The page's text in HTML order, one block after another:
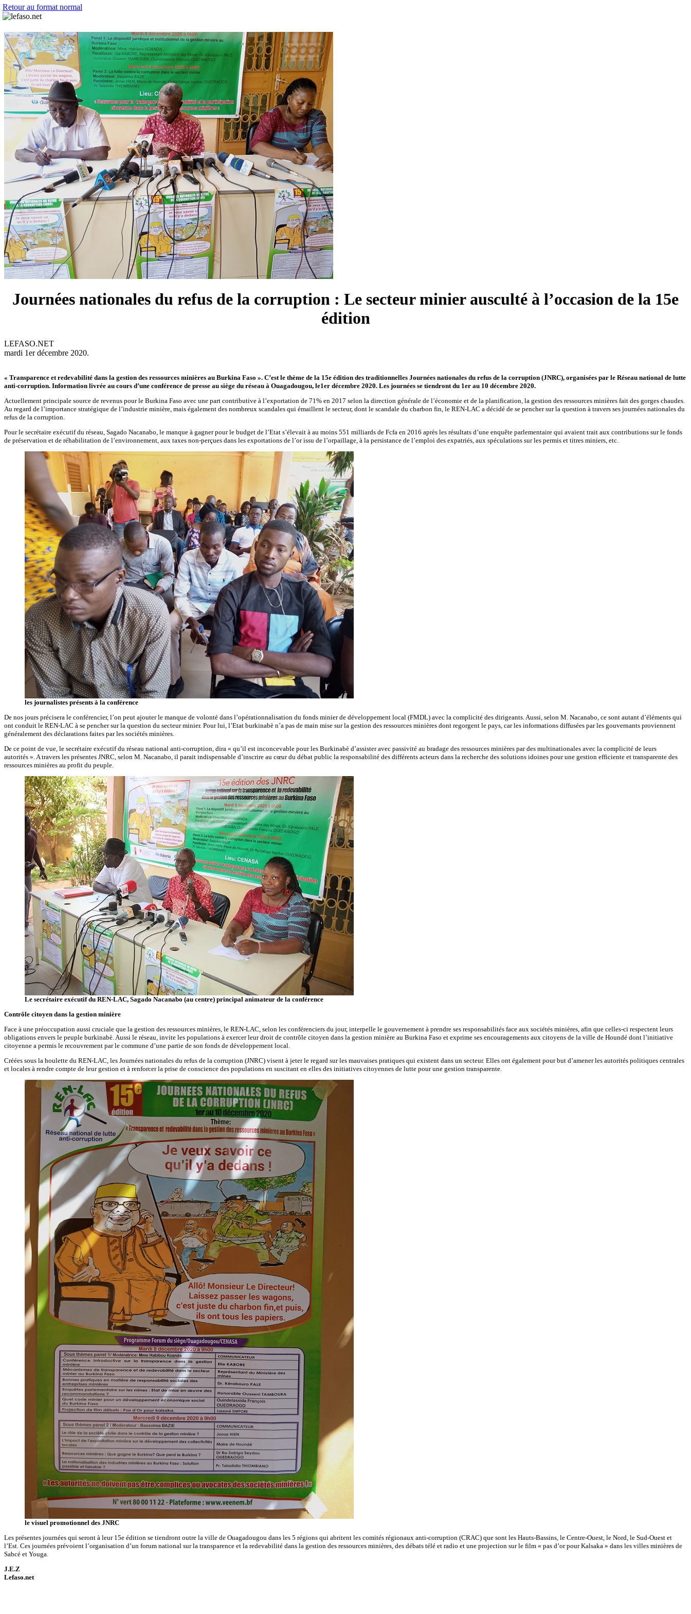
Retour au format normal
Journées nationales du refus de la corruption : Le secteur minier ausculté à l’occasion de la 15e
édition
LEFASO.NET
mardi 1er décembre 2020.
« Transparence et redevabilité dans la gestion des ressources minières au Burkina Faso ». C’est le thème de la 15e édition des traditionnelles Journées nationales du refus de la corruption (JNRC), organisées par le Réseau national de lutte
anti-corruption. Information livrée au cours d’une conférence de presse au siège du réseau à Ouagadougou, le1er décembre 2020. Les journées se tiendront du 1er au 10 décembre 2020.
Actuellement principale source de revenus pour le Burkina Faso avec une part contributive à l’exportation de 71% en 2017 selon la direction générale de l’économie et de la planification, la gestion des ressources minières fait des gorges chaudes.
Au regard de l’importance stratégique de l’industrie minière, mais également des nombreux scandales qui émaillent le secteur, dont le scandale du charbon fin, le REN-LAC a décidé de se pencher sur la question à travers ses journées nationales du
refus de la corruption.
Pour le secrétaire exécutif du réseau, Sagado Nacanabo, le manque à gagner pour le budget de l’Etat s’élevait à au moins 551 milliards de Fcfa en 2016 après les résultats d’une enquête parlementaire qui avaient trait aux contributions sur le fonds
de préservation et de réhabilitation de l’environnement, aux taxes non-perçues dans les exportations de l’or issu de l’orpaillage, à la persistance de l’emploi des expatriés, aux spéculations sur les permis et titres miniers, etc.
les journalistes présents à la conférence
De nos jours précisera le conférencier, l’on peut ajouter le manque de volonté dans l’opérationnalisation du fonds minier de développement local (FMDL) avec la complicité des dirigeants. Aussi, selon M. Nacanabo, ce sont autant d’éléments qui
ont conduit le REN-LAC à se pencher sur la question du secteur minier. Pour lui, l’Etat burkinabè n’a pas de main mise sur la gestion des ressources minières dont regorgent le pays, car les informations diffusées par les gouvernants proviennent
généralement des déclarations faites par les sociétés minières.
De ce point de vue, le secrétaire exécutif du réseau national anti-corruption, dira « qu’il est inconcevable pour les Burkinabè d’assister avec passivité au bradage des ressources minières par des multinationales avec la complicité de leurs
autorités ». A travers les présentes JNRC, selon M. Nacanabo, il parait indispensable d’inscrire au cœur du débat public la responsabilité des différents acteurs dans la recherche des solutions idoines pour une gestion efficiente et transparente des
ressources minières au profit du peuple.
Le secrétaire exécutif du REN-LAC, Sagado Nacanabo (au centre) principal animateur de la conférence
Contrôle citoyen dans la gestion minière
Face à une préoccupation aussi cruciale que la gestion des ressources minières, le REN-LAC, selon les conférenciers du jour, interpelle le gouvernement à prendre ses responsabilités face aux sociétés minières, afin que celles-ci respectent leurs
obligations envers le peuple burkinabè. Aussi le réseau, invite les populations à exercer leur droit de contrôle citoyen dans la gestion minière au Burkina Faso et exprime ses encouragements aux citoyens de la ville de Houndé dont l’initiative
citoyenne a permis le recouvrement par le commune d’une partie de son fonds de développement local.
Créées sous la houlette du REN-LAC, les Journées nationales du refus de la corruption (JNRC) visent à jeter le regard sur les mauvaises pratiques qui existent dans un secteur. Elles ont également pour but d’amener les autorités politiques centrales
et locales à rendre compte de leur gestion et à renforcer la prise de conscience des populations en suscitant en elles des initiatives citoyennes de lutte pour une gestion transparente.
le visuel promotionnel des JNRC
Les présentes journées qui seront à leur 15e édition se tiendront outre la ville de Ouagadougou dans les 5 régions qui abritent les comités régionaux anti-corruption (CRAC) que sont les Hauts-Bassins, le Centre-Ouest, le Nord, le Sud-Ouest et
l’Est. Ces journées prévoient l’organisation d’un forum national sur la transparence et la redevabilité dans la gestion des ressources minières, des débats télé et radio et une projection sur le film « pas d’or pour Kalsaka » dans les villes minières de
Sabcé et Youga.
J.E.Z
Lefaso.net